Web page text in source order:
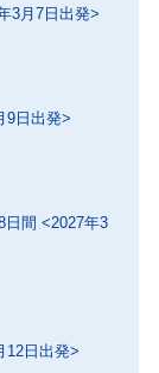
3月7日出発>
9日出発>
間 <2027年3
12日出発>